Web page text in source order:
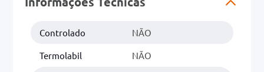
Controlado NÃO
Termolabil NÃO